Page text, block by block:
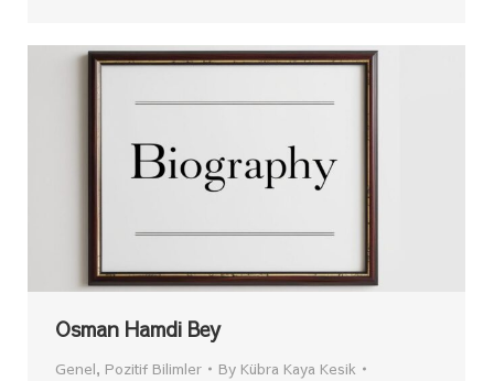
Osman Hamdi Bey
Genel, Pozitif Bilimler By Kübra Kaya Kesik